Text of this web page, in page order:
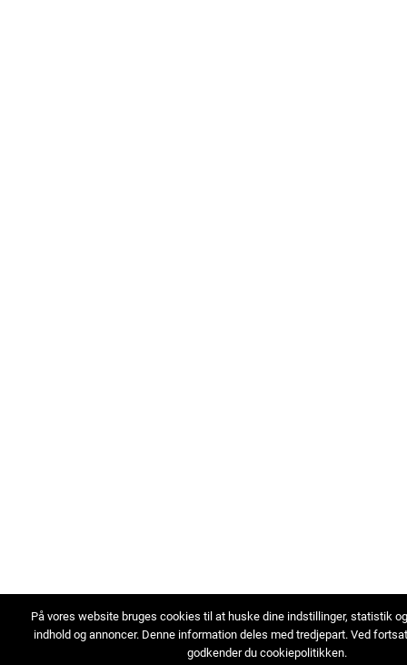
På vores website bruges cookies til at huske dine indstillinger, statistik
indhold og annoncer. Denne information deles med tredjepart. Ved
godkender du cookiepolitikken.